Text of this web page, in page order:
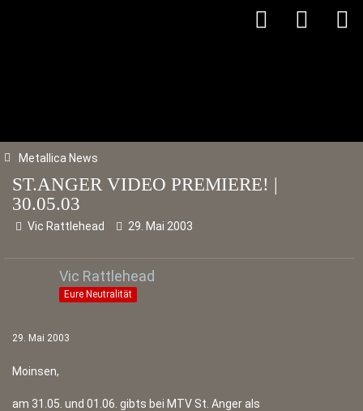
Metallica News
ST.ANGER VIDEO PREMIERE! |
30.05.03
Vic Rattlehead 29. Mai 2003
Vic Rattlehead
Eure Neutralität
29. Mai 2003
Moinsen,
am 31.05. und 01.06. gibts bei MTV St. Anger als